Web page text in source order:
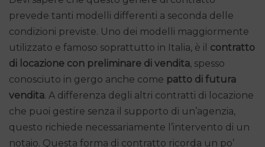
prevede tanti modelli differenti a seconda delle
condizioni previste. Uno dei modelli maggiormente
utilizzato e famoso soprattutto in Italia, è il contratto
di locazione con preliminare di vendita, spesso
conosciuto in gergo anche come patto di futura
vendita. A differenza degli altri contratti di locazione
che puoi gestire senza il supporto di un’agenzia,
questo richiede necessariamente l’intervento di un
notaio. Questa forma di contratto ricorda un po’